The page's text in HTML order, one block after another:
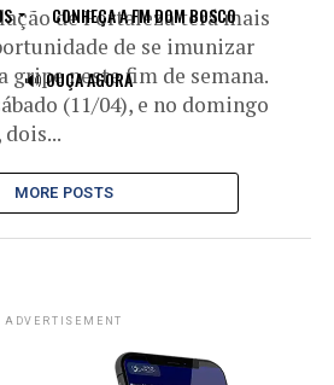
CONHEÇA A FM DOM BOSCO
🔊 OUÇA AGORA
de Fortaleza terá mais
de se imunizar
gripe neste fim de semana.
(11/04), e no domingo
dois...
MORE POSTS
ADVERTISEMENT